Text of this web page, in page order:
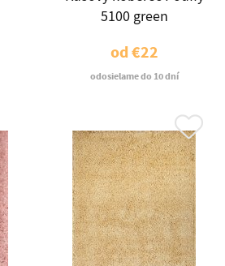
5100 green
od€22
odosielame do 10 dní